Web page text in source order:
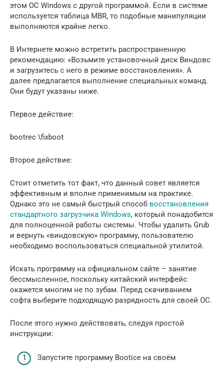
этом ОС Windows с другой программой. Если в системе
используется таблица MBR, то подобные манипуляции
выполняются крайне легко.
В Интернете можно встретить распространенную
рекомендацию: «Возьмите установочный диск Виндовс
и загрузитесь с него в режиме восстановления». А
далее предлагается выполнение специальных команд.
Они будут указаны ниже.
Первое действие:
bootrec \fixboot
Второе действие:
Стоит отметить тот факт, что данный совет является
эффективным и вполне применимым на практике.
Однако это не самый быстрый способ восстановления
стандартного загрузчика Windows, который понадобится
для полноценной работы системы. Чтобы удалить Grub
и вернуть «виндовскую» программу, пользователю
необходимо воспользоваться специальной утилитой.
Искать программу на официальном сайте – занятие
бессмысленное, поскольку китайский интерфейс
окажется многим не по зубам. Перед скачиванием
софта выберите подходящую разрядность для своей ОС.
После этого нужно действовать, следуя простой
инструкции:
Запустите программу Bootice на своём